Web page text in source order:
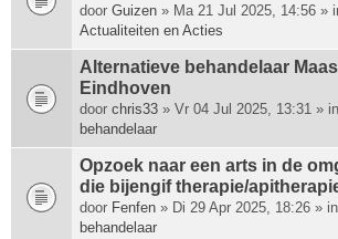
f
t
e
e
n
p
e
i
l
i
n
g
door Guizen » Ma 21 Jul 2025, 14:56 »
Actualiteiten en Acties
Alternatieve behandelaar
Eindhoven
door chris33 » Vr 04 Jul 2025, 13:31 » in
behandelaar
Opzoek naar een arts in de
die bijengif therapie/
door Fenfen » Di 29 Apr 2025, 18:26 » in
behandelaar